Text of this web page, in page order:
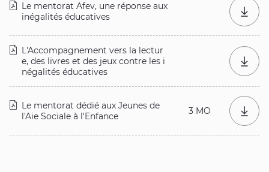
Le mentorat Afev, une réponse aux
inégalités éducatives
L'Accompagnement vers la lectur
e, des livres et des jeux contre les i
négalités éducatives
Le mentorat dédié aux Jeunes de
l'Aie Sociale à l'Enfance
3 MO